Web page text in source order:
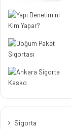
Sigorta